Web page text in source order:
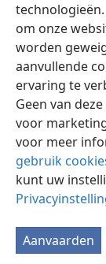
om onze
worden
aanvullende
ervaring te
Geen van
voor
voor meer
gebruik
kunt uw
Aanvaarden
Copyright© 2026